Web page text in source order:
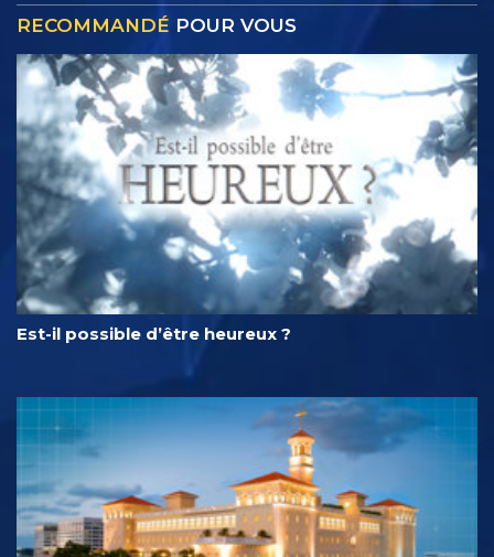
RECOMMANDÉ POUR VOUS
Est-il possible d’être heureux ?